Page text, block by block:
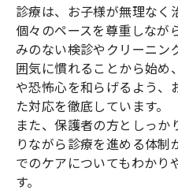
診療は、お子様が無理なく
個々のペースを尊重しなが
みのない検診やクリーニン
囲気に慣れることから始め
や恐怖心を和らげるよう、
た対応を徹底しています。
また、保護者の方としっ
りながら診療を進める体制
でのケアについてもわかり
す。